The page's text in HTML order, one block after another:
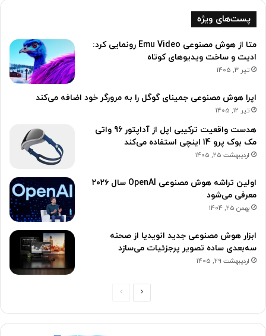
پست‌های ویژه
متا از هوش مصنوعی Emu Video رونمایی کرد:
ادیت و ساخت ویدیوهای کوتاه
تیر 3, 1405
اپرا هوش مصنوعی جمینای گوگل را به مرورگر خود اضافه می‌کند
تیر 12, 1405
هدست واقعیت ترکیبی اپل از آداپتور 96 واتی
مک بوک پرو 14 اینچی استفاده می‌کند
اردیبهشت 25, 1405
اولین تراشه هوش مصنوعی OpenAI سال ۲۰۲۶
معرفی می‌شود
بهمن 25, 1404
ابزار هوش مصنوعی جدید انویدیا از صحنه
سه‌بعدی ساده تصویر پرجزئیات می‌سازد
اردیبهشت 29, 1405
ح
ح